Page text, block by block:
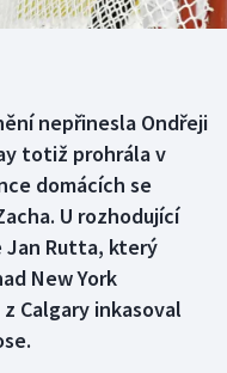
nepřinesla Ondřeji
totiž prohrála v
domácích se
U rozhodující
Jan Rutta, který
New York
Calgary inkasoval